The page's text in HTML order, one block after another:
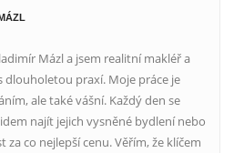
Mázl a jsem realitní makléř a
dlouholetou praxí. Moje práce je
ale také vášní. Každý den se
najít jejich vysněné bydlení nebo
co nejlepší cenu. Věřím, že klíčem